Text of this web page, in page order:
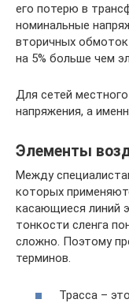
его потерю в
номинальные
вторичных
на 5% больше чем
Для сетей
напряжения, а
Элементы
Между
которых
касающиеся линий
тонкости сленга
сложно. Поэтому
терминов.
Трасса –